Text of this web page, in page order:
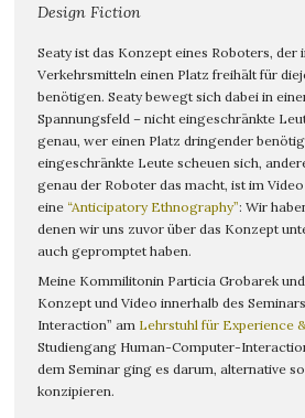
Design Fiction
Seaty ist das Konzept eines Roboters, der
Verkehrsmitteln einen Platz freihält für
benötigen. Seaty bewegt sich dabei in
Spannungsfeld – nicht eingeschränkte
genau, wer einen Platz dringender
eingeschränkte Leute scheuen sich,
genau der Roboter das macht, ist im
eine “Anticipatory Ethnography”: Wir
denen wir uns zuvor über das Konzept
auch gepromptet haben.
Meine Kommilitonin Particia Grobarek
Konzept und Video innerhalb des
Interaction” am Lehrstuhl für Experience
Studiengang Human-Computer-
dem Seminar ging es darum, alternative
konzipieren.